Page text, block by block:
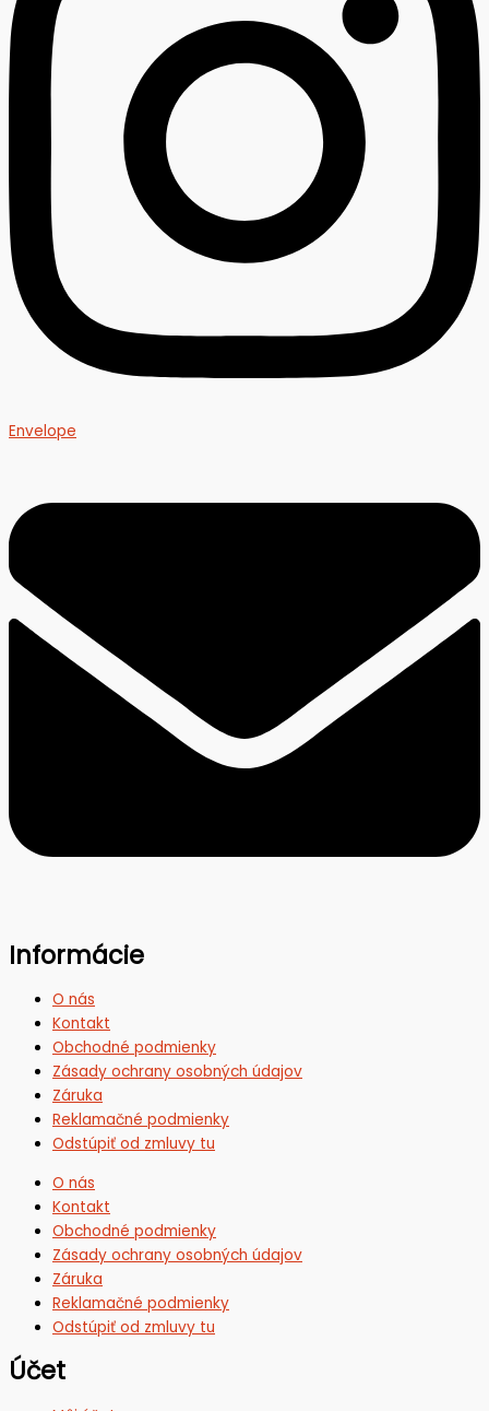
Envelope
Informácie
O nás
Kontakt
Obchodné podmienky
Zásady ochrany osobných údajov
Záruka
Reklamačné podmienky
Odstúpiť od zmluvy tu
O nás
Kontakt
Obchodné podmienky
Zásady ochrany osobných údajov
Záruka
Reklamačné podmienky
Odstúpiť od zmluvy tu
Účet